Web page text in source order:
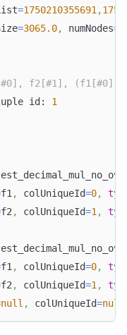
=1750210355691 ,
=3065.0, numNodes=
#0], f2[#1],
id:
1
f1 , colUniqueId=0,
f2 , colUniqueId=1 ,
f1 , colUniqueId=0,
f2 , colUniqueId=1 ,
null , colUniqueId=null